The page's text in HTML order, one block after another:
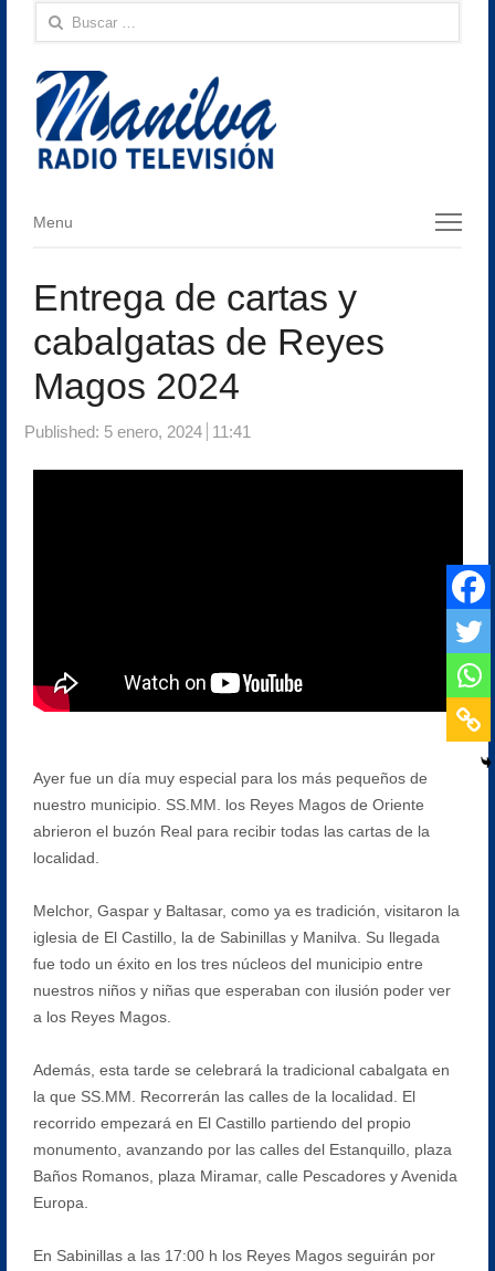
Buscar:
Menu
Menu
Entrega de cartas y
cabalgatas de Reyes
Magos 2024
Published: 5 enero, 2024 11:41
Ayer fue un día muy especial para los más pequeños de
nuestro municipio. SS.MM. los Reyes Magos de Oriente
abrieron el buzón Real para recibir todas las cartas de la
localidad.
Melchor, Gaspar y Baltasar, como ya es tradición, visitaron la
iglesia de El Castillo, la de Sabinillas y Manilva. Su llegada
fue todo un éxito en los tres núcleos del municipio entre
nuestros niños y niñas que esperaban con ilusión poder ver
a los Reyes Magos.
Además, esta tarde se celebrará la tradicional cabalgata en
la que SS.MM. Recorrerán las calles de la localidad. El
recorrido empezará en El Castillo partiendo del propio
monumento, avanzando por las calles del Estanquillo, plaza
Baños Romanos, plaza Miramar, calle Pescadores y Avenida
Europa.
En Sabinillas a las 17:00 h los Reyes Magos seguirán por